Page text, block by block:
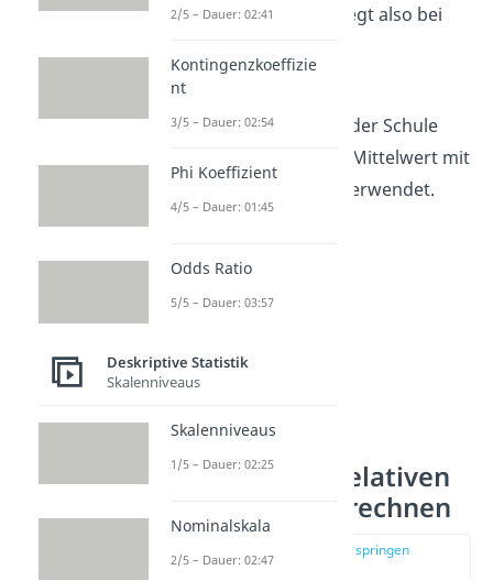
Das Durchschnittsalter liegt also bei
Übrigens:
Notendurchschnitten
in der Schule
oder an der Uni wird der Mittelwert mit
absoluten Häufigkeiten verwendet.
Mittelwert aus relativen
Häufigkeiten berechnen
zur Stelle im Video springen
(02:25)
2/5 – Dauer: 02:41
Kontingenzkoeffizie
nt
3/5 – Dauer: 02:54
Phi Koeffizient
4/5 – Dauer: 01:45
Odds Ratio
5/5 – Dauer: 03:57
Deskriptive Statistik
Skalenniveaus
Skalenniveaus
1/5 – Dauer: 02:25
Nominalskala
2/5 – Dauer: 02:47